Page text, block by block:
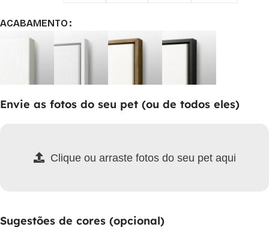
ACABAMENTO
Envie as fotos do seu pet (ou de todos eles)
Clique ou arraste fotos do seu pet aqui
Sugestões de cores (opcional)